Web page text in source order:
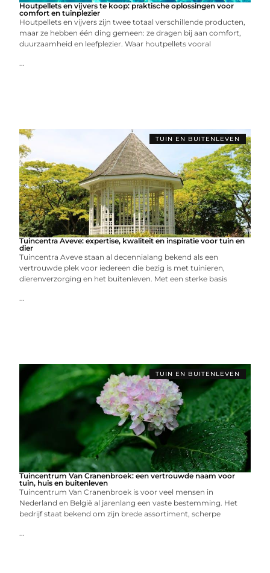
Houtpellets en vijvers te koop: praktische oplossingen voor
comfort en tuinplezier
Houtpellets en vijvers zijn twee totaal verschillende producten,
maar ze hebben één ding gemeen: ze dragen bij aan comfort,
duurzaamheid en leefplezier. Waar houtpellets vooral
...
TUIN EN BUITENLEVEN
Tuincentra Aveve: expertise, kwaliteit en inspiratie voor tuin en
dier
Tuincentra Aveve staan al decennialang bekend als een
vertrouwde plek voor iedereen die bezig is met tuinieren,
dierenverzorging en het buitenleven. Met een sterke basis
...
TUIN EN BUITENLEVEN
Tuincentrum Van Cranenbroek: een vertrouwde naam voor
tuin, huis en buitenleven
Tuincentrum Van Cranenbroek is voor veel mensen in
Nederland en België al jarenlang een vaste bestemming. Het
bedrijf staat bekend om zijn brede assortiment, scherpe
...